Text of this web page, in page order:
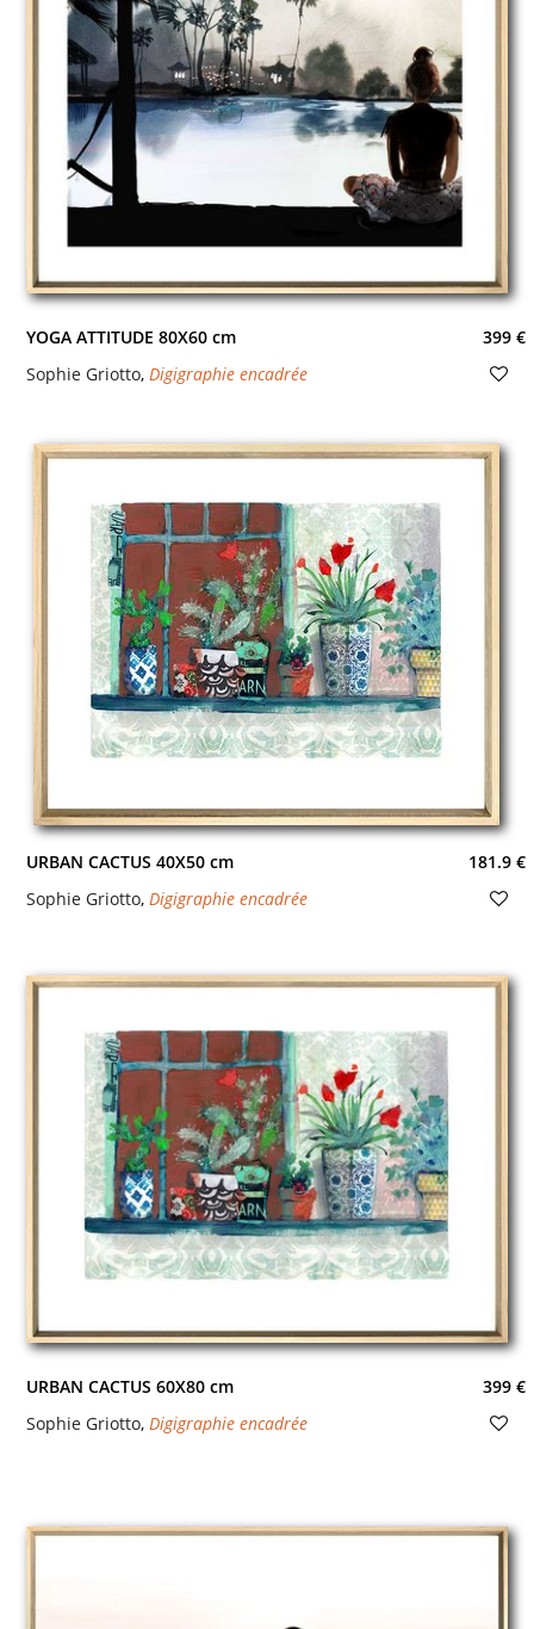
YOGA ATTITUDE 80X60 cm
399 €
Sophie Griotto, Digigraphie encadrée
URBAN CACTUS 40X50 cm
181.9 €
Sophie Griotto, Digigraphie encadrée
URBAN CACTUS 60X80 cm
399 €
Sophie Griotto, Digigraphie encadrée